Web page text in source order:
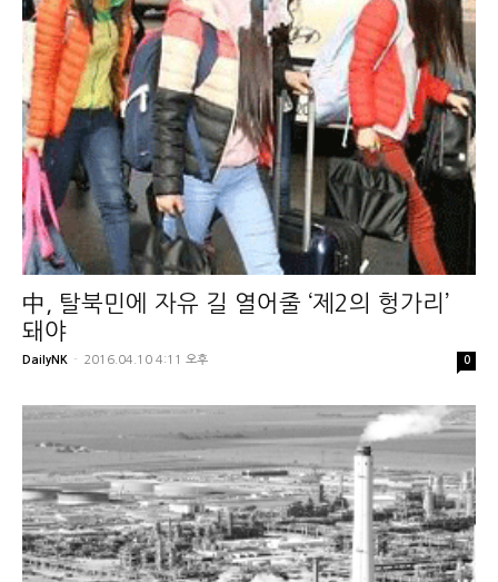
中, 탈북민에 자유 길 열어줄 ‘제2의 헝가리’
돼야
DailyNK - 2016.04.10 4:11 오후 0